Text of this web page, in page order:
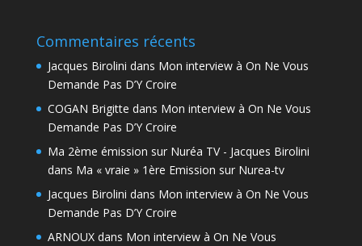
Commentaires récents
Jacques Birolini dans Mon interview à On Ne Vous
Demande Pas D’Y Croire
COGAN Brigitte dans Mon interview à On Ne Vous
Demande Pas D’Y Croire
Ma 2ème émission sur Nuréa TV - Jacques Birolini
dans Ma « vraie » 1ère Emission sur Nurea-tv
Jacques Birolini dans Mon interview à On Ne Vous
Demande Pas D’Y Croire
ARNOUXdans Mon interview à On Ne Vous